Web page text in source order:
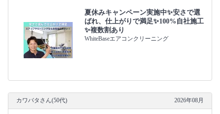
夏休みキャンペーン実施中✨安さで選
ばれ、仕上がりで満足✨100%自社施工
✨複数割あり
WhiteBaseエアコンクリーニング
カワバタさん(50代) 2026年08月